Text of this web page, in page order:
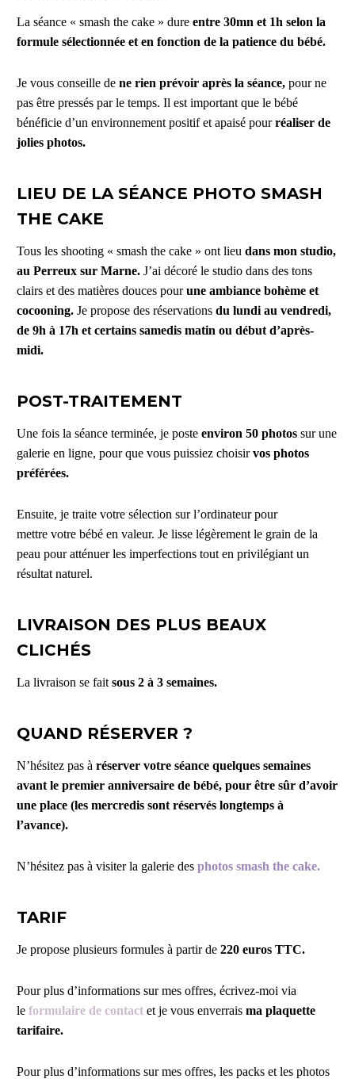
La séance « smash the cake » dureentre 30mn et 1h selon la
formule sélectionnée et en fonction de la patience du bébé.
Je vous conseille dene rien prévoir après la séance, pour ne
pas être pressés par le temps. Il est important que le bébé
bénéficie d’un environnement positif et apaisé pourréaliser de
jolies photos.
LIEU DE LA SÉANCE PHOTO SMASH
THE CAKE
Tous les shooting « smash the cake » ont lieudans mon studio,
au Perreux sur Marne.J’ai décoré le studio dans des tons
clairs et des matières douces pourune ambiance bohème et
cocooning. Je propose des réservationsdu lundi au vendredi,
de 9h à 17h et certains samedis matin ou début d’après-
midi.
POST-TRAITEMENT
Une fois la séance terminée, je posteenviron 50 photossur une
galerie en ligne, pour que vous puissiez choisirvos photos
préférées.
Ensuite, je traite votre sélection sur l’ordinateur pour
mettre votre bébé en valeur. Je lisse légèrement le grain de la
peau pour atténuer les imperfections tout en privilégiant un
résultat naturel.
LIVRAISON DES PLUS BEAUX
CLICHÉS
La livraison se faitsous 2 à 3 semaines.
QUAND RÉSERVER ?
N’hésitez pas àréserver votre séance quelques semaines
avant le premier anniversaire de bébé, pour être sûr d’avoir
une place (les mercredis sont réservés longtemps à
l’avance).
N’hésitez pas à visiter la galerie desphotos smash the cake.
TARIF
Je propose plusieurs formules à partir de220 euros TTC.
Pour plus d’informations sur mes offres, écrivez-moi via
leformulaire de contact et je vous enverraisma plaquette
tarifaire.
Pour plus d’informations sur mes offres, les packs et les photos